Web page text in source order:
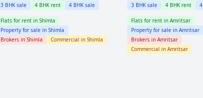
3BHK sale 4BHK rent 4BHK sale
Flats for rent in Shimla
Property for sale in Shimla
Brokers in Shimla Commercial in Shimla
3 BHK sale 4 BHK rent 4
Flats for rent inAmritsar
Property for sale inAmritsar
Brokers inAmritsar
Commercial inAmritsar